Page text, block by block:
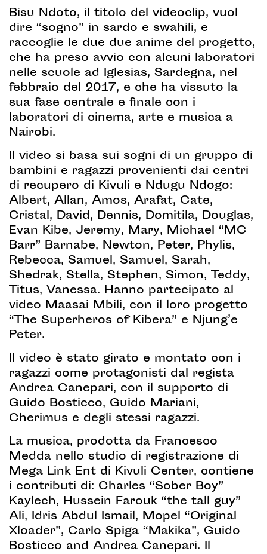
Bisu Ndoto, il titolo del videoclip, vuol
dire “sogno” in sardo e swahili, e
raccoglie le due due anime del progetto,
che ha preso avvio con alcuni laboratori
nelle scuole ad Iglesias, Sardegna, nel
febbraio del 2017, e che ha vissuto la
sua fase centrale e finale con i
laboratori di cinema, arte e musica a
Nairobi.
Il video si basa sui sogni di un gruppo di
bambini e ragazzi provenienti dai centri
di recupero di Kivuli e Ndugu Ndogo:
Albert, Allan, Amos, Arafat, Cate,
Cristal, David, Dennis, Domitila, Douglas,
Evan Kibe, Jeremy, Mary, Michael “MC
Barr” Barnabe, Newton, Peter, Phylis,
Rebecca, Samuel, Samuel, Sarah,
Shedrak, Stella, Stephen, Simon, Teddy,
Titus, Vanessa. Hanno partecipato al
video Maasai Mbili, con il loro progetto
“The Superheros of Kibera” e Njung’e
Peter.
Il video è stato girato e montato con i
ragazzi come protagonisti dal regista
Andrea Canepari, con il supporto di
Guido Bosticco, Guido Mariani,
Cherimus e degli stessi ragazzi.
La musica, prodotta da Francesco
Medda nello studio di registrazione di
Mega Link Ent di Kivuli Center, contiene
i contributi di: Charles “Sober Boy”
Kaylech, Hussein Farouk “the tall guy”
Ali, Idris Abdul Ismail, Mopel “Original
Xloader”, Carlo Spiga “Makika”, Guido
Bosticco and Andrea Canepari. Il